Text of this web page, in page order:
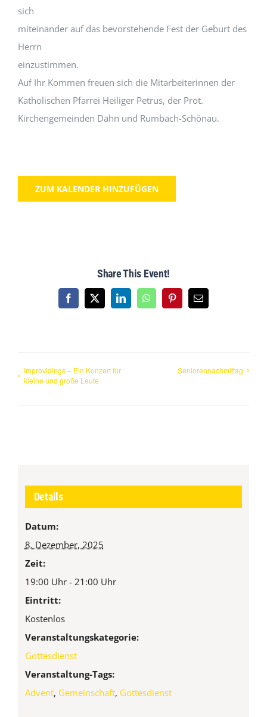
sich
miteinander auf das bevorstehende Fest der Geburt des
Herrn
einzustimmen.
Auf Ihr Kommen freuen sich die Mitarbeiterinnen der
Katholischen Pfarrei Heiliger Petrus, der Prot.
Kirchengemeinden Dahn und Rumbach-Schönau.
ZUM KALENDER HINZUFÜGEN
Share This Event!
Facebook
X LinkedInWhatsAppPinterestEmail
Improvidings – Ein Konzert für
kleine und große Leute
Seniorennachmittag
Details
Datum:
8. Dezember, 2025
Zeit:
19:00 Uhr - 21:00 Uhr
Eintritt:
Kostenlos
Veranstaltungskategorie:
Gottesdienst
Veranstaltung-Tags:
Advent, Gemeinschaft, Gottesdienst